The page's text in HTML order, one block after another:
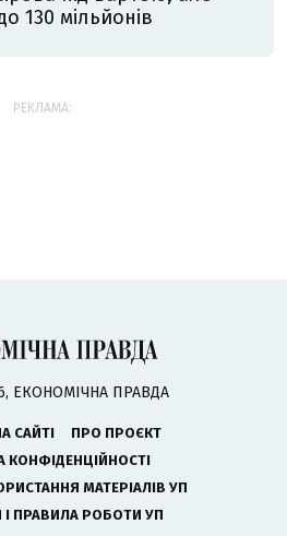
130 мільйонів
РЕКЛАМА:
ЕКОНОМІЧНА ПРАВДА
САЙТІ
ПРО ПРОЄКТ
КОНФІДЕНЦІЙНОСТІ
МАТЕРІАЛІВ УП
ПРАВИЛА РОБОТИ УП